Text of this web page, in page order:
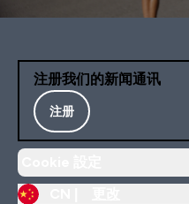
注册我们的新闻通讯
注册